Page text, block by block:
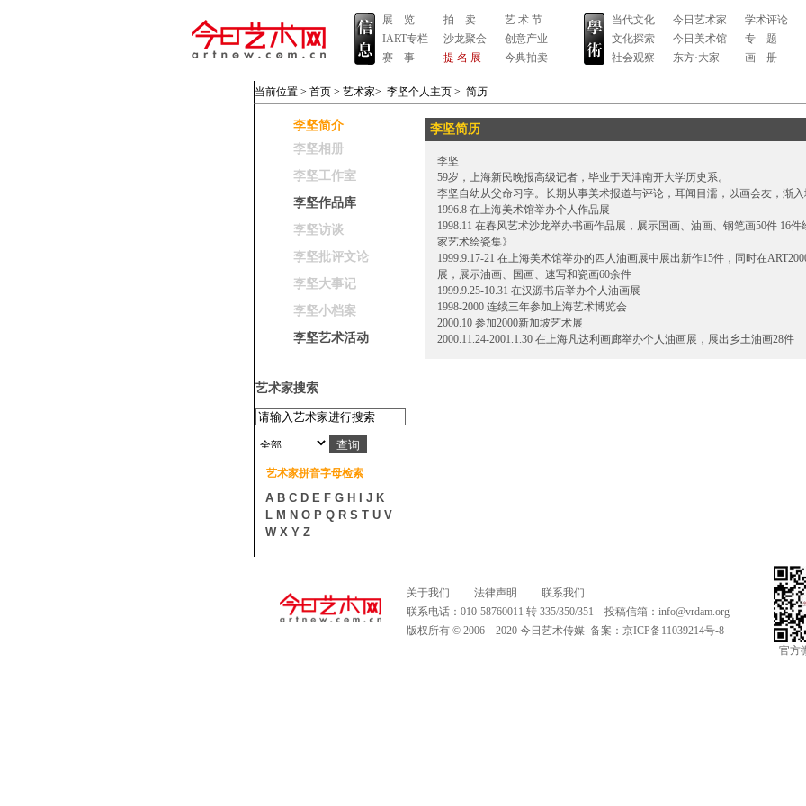
展 览
IART专栏
赛 事
拍 卖
沙龙聚会
提 名 展
艺 术 节
创意产业
今典拍卖
当代文化
文化探索
社会观察
今日艺术家
今日美术馆
东方·大家
学术评论
专 题
画 册
当前位置 > 首页 > 艺术家> 李坚个人主页 > 简历
李坚简介
李坚相册
李坚工作室
李坚作品库
李坚访谈
李坚批评文论
李坚大事记
李坚小档案
李坚艺术活动
艺术家搜索
艺术家拼音字母检索
A B C D E F G H J K
L M N O P Q R S T U V
W X Y Z
李坚简历
李坚
59岁，上海新民晚报高级记者，毕业于天津南开大学历史系。
李坚自幼从父命习字。长期从事美术报道与评论，耳闻目濡，以画会友，渐
1996.8 在上海美术馆举办个人作品展
1998.11 在春风艺术沙龙举办书画作品展，展示国画、油画、钢笔画50件 16
家艺术绘瓷集》
1999.9.17-21 在上海美术馆举办的四人油画展中展出新作15件，同时在
展，展示油画、国画、速写和瓷画60余件
1999.9.25-10.31 在汉源书店举办个人油画展
1998-2000 连续三年参加上海艺术博览会
2000.10 参加2000新加坡艺术展
2000.11.24-2001.1.30 在上海凡达利画廊举办个人油画展，展出乡土油画28件
关于我们 法律声明
联系我们
联系电话：010-58760011 转 335/350/351 投稿信箱： info@vrdam.org
版权所有 © 2006－2020 今日艺术传媒 备案： 京ICP备11039214号-8
官方